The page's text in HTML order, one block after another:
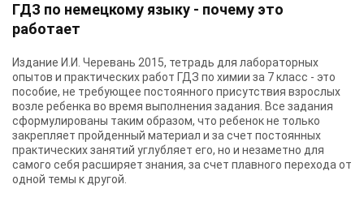
ГДЗ по немецкому языку - почему это
работает
Издание И.И. Черевань 2015, тетрадь для лабораторных
опытов и практических работ ГДЗ по химии за 7 класс - это
пособие, не требующее постоянного присутствия взрослых
возле ребенка во время выполнения задания. Все задания
сформулированы таким образом, что ребенок не только
закрепляет пройденный материал и за счет постоянных
практических занятий углубляет его, но и незаметно для
самого себя расширяет знания, за счет плавного перехода от
одной темы к другой.